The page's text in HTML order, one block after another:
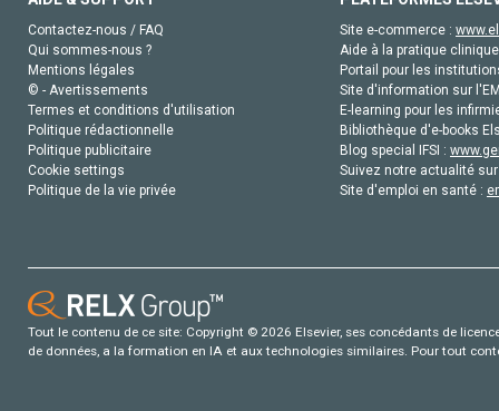
Contactez-nous / FAQ
Qui sommes-nous ?
Mentions légales
© - Avertissements
Termes et conditions d'utilisation
Politique rédactionnelle
Politique publicitaire
Cookie settings
Politique de la vie privée
Site e-commerce :
Aide à la pratique
Portail pour les
Site d'information sur
E-learning pour les
Bibliothèque d'e-books
Blog special IFSI :
Suivez notre actualité
Site d'emploi en santé :
Tout le contenu de ce site: Copyright © 2026 Elsevier, ses concédants de
de données, a la formation en IA et aux technologies similaires. Pour tout